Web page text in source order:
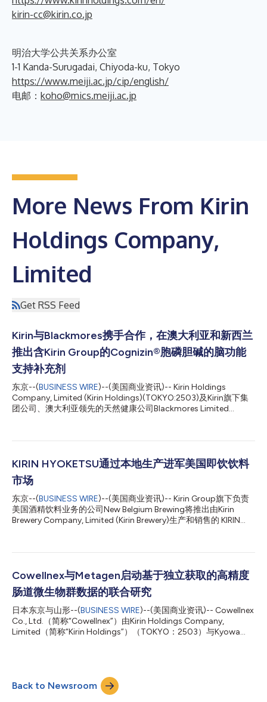
kirin-cc@kirin.co.jp
明治大学公共关系办公室
1-1 Kanda-Surugadai, Chiyoda-ku, Tokyo
https://www.meiji.ac.jp/cip/english/
电邮： koho@mics.meiji.ac.jp
More News From Kirin
Holdings Company,
Limited
Get RSS Feed
Kirin与Blackmores携手合作，在澳大利亚和新西兰
推出含Kirin Group的Cognizin®胞磷胆碱的脑功能
支持补充剂
东京--(BUSINESS WIRE)--(美国商业资讯)-- Kirin Holdings
Company, Limited (Kirin Holdings)(TOKYO:2503)及Kirin旗下集
团公司、澳大利亚领先的天然健康公司Blackmores Limited
这款新型补充剂采用了Kirin Group旗下公司Kyowa Hakko Bio Co.,
Blackmores首款旨在提升认知表现的产品。该产品在Blackmores
位于Braeside的生产基地制造，将于7月下旬起在新西兰的药店以
及Blackmores在澳大利亚的电商平台上市，随后于9月起在澳大利
亚的药店推出。 自2023年8月Blackmores加入Kirin Group以来，
集团加强了在亚太地区满足消费者健康需求的举措，同时探索健康
科学领域的价值创造机会和业务协同效应。...
KIRIN HYOKETSU通过本地生产进军美国即饮饮料
市场
东京--(BUSINESS WIRE)--(美国商业资讯)-- Kirin Group旗下负责
美国酒精饮料业务的公司New Belgium Brewing将推出由Kirin
Brewery Company, Limited (Kirin Brewery)生产和销售的 KIRIN
即饮鸡尾酒将于3月2日在夏威夷、佛罗里达州坦帕，以及由
口味专为美国消费者打造，将HYOKETSU标志性的清爽、果香风
味带给美国两大核心市场。这些饮料在美国本地生产和销售，以便
捷易饮的形式呈现新鲜果香。 美国是全球最大的即饮饮料(RTD)市
场，约占全球市场的一半*1。果香风味和便捷性让即饮饮料持续成
为该品类中增长最快的细分领域之一。 *1 IWSR (2024)
HYOKETSU自2001年上市以来，已成为日本主流即饮饮料品牌之
一，以清爽、果香浓郁的特点著称。在日...
Cowellnex与Metagen启动基于独立获取的高精度
肠道微生物群数据的联合研究
日本东京与山形--(BUSINESS WIRE)--(美国商业资讯)-- Cowellnex
Co., Ltd.（简称“Cowellnex”）由Kirin Holdings Company,
Limited（简称“Kirin Holdings”）（TOKYO：2503）与Kyowa
道微生物群数据开发新型检测项目，以及基于这些检测项目为每个
人推荐适合食物的算法（机制）。 本研究将利用Cowellnex通过鸟
枪法宏基因组分析技术*1独立获取的高精度肠道微生物群数据，这
Back to Newsroom